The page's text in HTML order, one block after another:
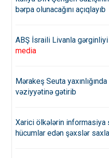
bərpa olunacağını açıqlayıb
ABŞ İsraili Livanla gərginliyi
media
Mərakeş Seuta
vəziyyətinə gətirib
Xarici ölkələrin informasiya
hücumlar edən şəxslər